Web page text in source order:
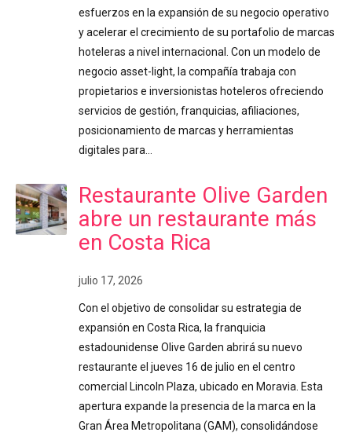
esfuerzos en la expansión de su negocio operativo
y acelerar el crecimiento de su portafolio de marcas
hoteleras a nivel internacional. Con un modelo de
negocio asset-light, la compañía trabaja con
propietarios e inversionistas hoteleros ofreciendo
servicios de gestión, franquicias, afiliaciones,
posicionamiento de marcas y herramientas
digitales para…
Restaurante Olive Garden
abre un restaurante más
en Costa Rica
julio 17, 2026
Con el objetivo de consolidar su estrategia de
expansión en Costa Rica, la franquicia
estadounidense Olive Garden abrirá su nuevo
restaurante el jueves 16 de julio en el centro
comercial Lincoln Plaza, ubicado en Moravia. Esta
apertura expande la presencia de la marca en la
Gran Área Metropolitana (GAM), consolidándose